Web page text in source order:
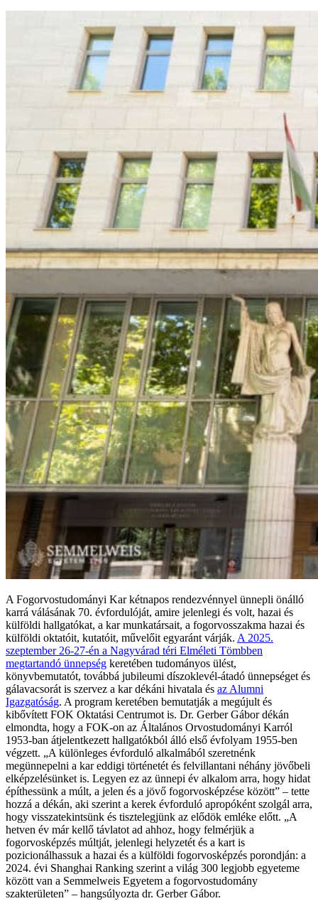
A Fogorvostudományi Kar kétnapos rendezvénnyel ünnepli önálló
karrá válásának 70. évfordulóját, amire jelenlegi és volt, hazai és
külföldi hallgatókat, a kar munkatársait, a fogorvosszakma hazai és
külföldi oktatóit, kutatóit, művelőit egyaránt várják. A 2025.
szeptember 26-27-én a Nagyvárad téri Elméleti Tömbben
megtartandó ünnepség keretében tudományos ülést,
könyvbemutatót, továbbá jubileumi díszoklevél-átadó ünnepséget és
gálavacsorát is szervez a kar dékáni hivatala és az Alumni
Igazgatóság. A program keretében bemutatják a megújult és
kibővített FOK Oktatási Centrumot is. Dr. Gerber Gábor dékán
elmondta, hogy a FOK-on az Általános Orvostudományi Karról
1953-ban átjelentkezett hallgatókból álló első évfolyam 1955-ben
végzett. „A különleges évforduló alkalmából szeretnénk
megünnepelni a kar eddigi történetét és felvillantani néhány jövőbeli
elképzelésünket is. Legyen ez az ünnepi év alkalom arra, hogy hidat
építhessünk a múlt, a jelen és a jövő fogorvosképzése között” – tette
hozzá a dékán, aki szerint a kerek évforduló apropóként szolgál arra,
hogy visszatekintsünk és tisztelegjünk az elődök emléke előtt. „A
hetven év már kellő távlatot ad ahhoz, hogy felmérjük a
fogorvosképzés múltját, jelenlegi helyzetét és a kart is
pozicionálhassuk a hazai és a külföldi fogorvosképzés porondján: a
2024. évi Shanghai Ranking szerint a világ 300 legjobb egyeteme
között van a Semmelweis Egyetem a fogorvostudomány
szakterületen” – hangsúlyozta dr. Gerber Gábor.